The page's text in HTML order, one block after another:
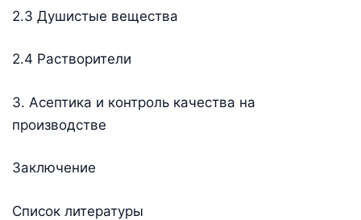
2.3 Душистые вещества
2.4 Растворители
3. Асептика и контроль качества на
производстве
Заключение
Список литературы